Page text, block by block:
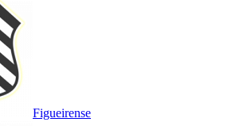
Figueirense